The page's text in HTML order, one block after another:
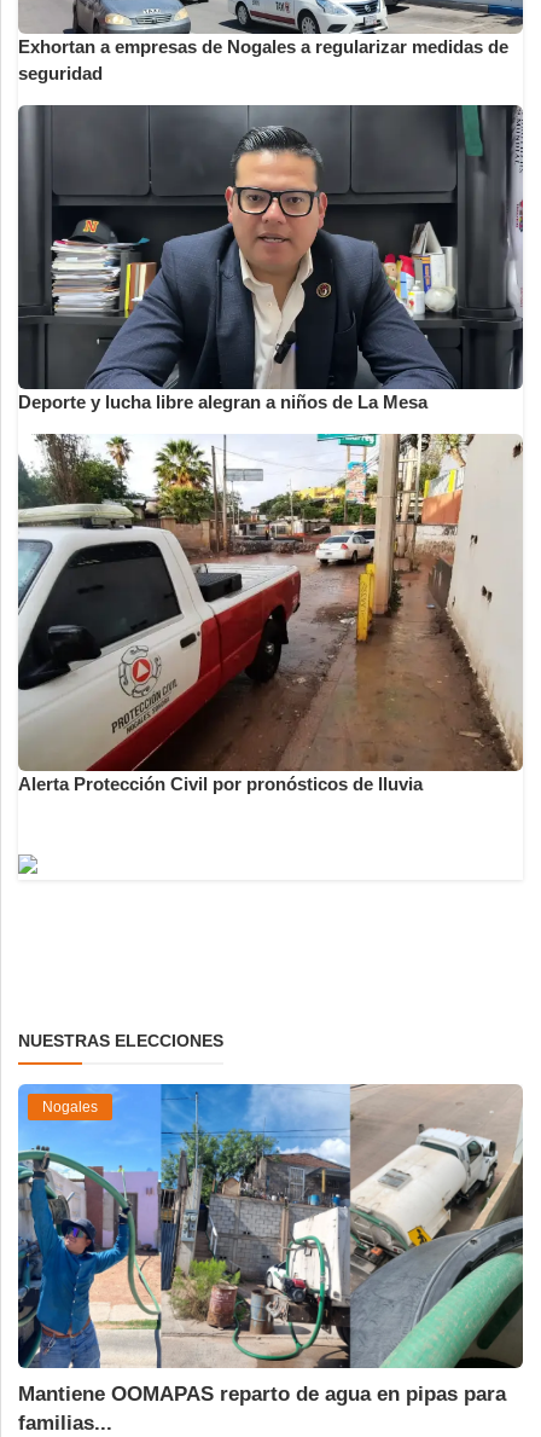
Exhortan a empresas de Nogales a regularizar medidas de
seguridad
Deporte y lucha libre alegran a niños de La Mesa
Alerta Protección Civil por pronósticos de lluvia
NUESTRAS ELECCIONES
Nogales
Mantiene OOMAPAS reparto de agua en pipas para
familias...